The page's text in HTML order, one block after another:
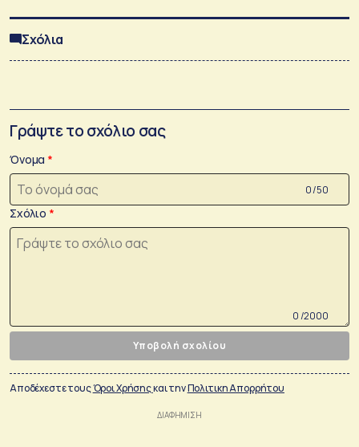
Σχόλια
Γράψτε το σχόλιο σας
Όνομα
0 /50
Σχόλιο
0 /2000
Υποβολή σχολίου
Αποδέχεστε τουςΌροι Χρήσηςκαι τηνΠολιτικη Απορρήτου